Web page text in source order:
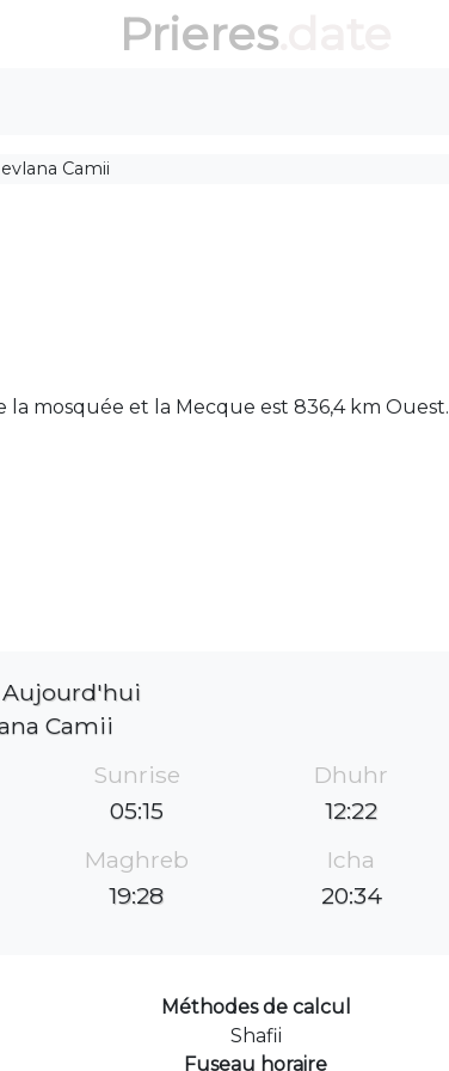
Prieres
Camii
la mosquée et la Mecque est 836,4 km Ouest.
Aujourd'hui
Camii
Sunrise
05:15
Dhuhr
12:22
Maghreb
19:28
Icha
20:34
Méthodes de calcul
Shafii
Fuseau horaire